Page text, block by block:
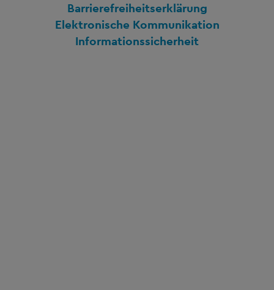
Barrierefreiheitserklärung
Elektronische Kommunikation
Informationssicherheit